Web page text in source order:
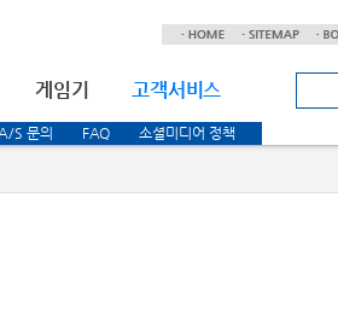
게임기 고객서비스
S 문의 FAQ 소셜미디어 정책